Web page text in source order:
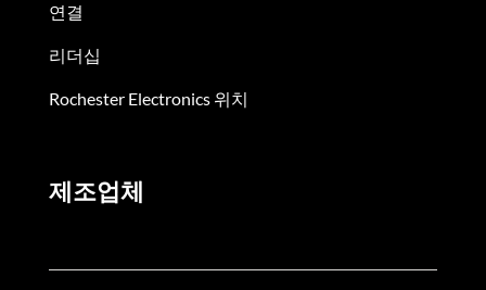
연결
리더십
Rochester Electronics 위치
제조업체